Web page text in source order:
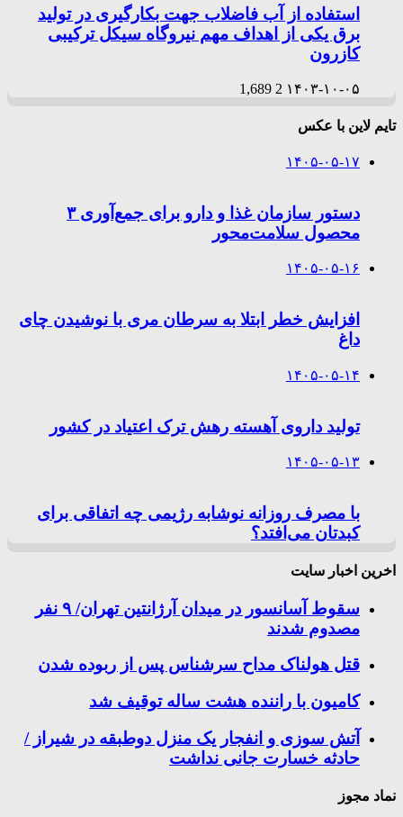
استفاده از آب فاضلاب جهت بکارگیری در تولید
برق یکی از اهداف مهم نیروگاه سیکل ترکیبی
کازرون
۱۴۰۳-۱۰-۰۵ 2
1,689
تایم لاین با عکس
۱۴۰۵-۰۵-۱۷
دستور سازمان غذا و دارو برای جمع‌آوری ۳
محصول سلامت‌محور
۱۴۰۵-۰۵-۱۶
افزایش خطر ابتلا به سرطان مری با نوشیدن چای
داغ
۱۴۰۵-۰۵-۱۴
تولید داروی آهسته رهش ترک اعتیاد در کشور
۱۴۰۵-۰۵-۱۳
با مصرف روزانه نوشابه رژیمی چه اتفاقی برای
کبدتان می‌افتد؟
اخرین اخبار سایت
سقوط آسانسور در میدان آرژانتین تهران/ ۹ نفر
مصدوم شدند
قتل هولناک مداح سرشناس پس از ربوده شدن
کامیون با راننده هشت ساله توقیف شد
آتش سوزی و انفجار یک منزل دوطبقه در شیراز /
حادثه خسارت جانی نداشت
نماد مجوز